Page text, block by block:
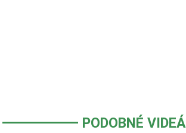
PODOBNÉ VIDEÁ